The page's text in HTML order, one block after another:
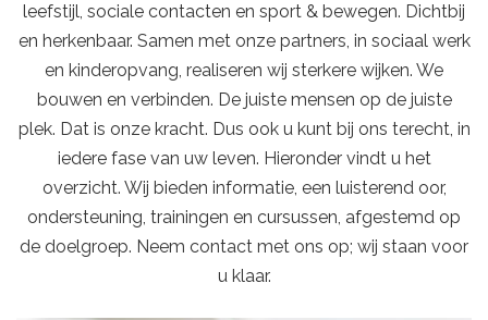
leefstijl, sociale contacten en sport & bewegen. Dichtbij
en herkenbaar. Samen met onze partners, in sociaal werk
en kinderopvang, realiseren wij sterkere wijken. We
bouwen en verbinden. De juiste mensen op de juiste
plek. Dat is onze kracht. Dus ook u kunt bij ons terecht, in
iedere fase van uw leven. Hieronder vindt u het
overzicht. Wij bieden informatie, een luisterend oor,
ondersteuning, trainingen en cursussen, afgestemd op
de doelgroep. Neem contact met ons op; wij staan voor
u klaar.